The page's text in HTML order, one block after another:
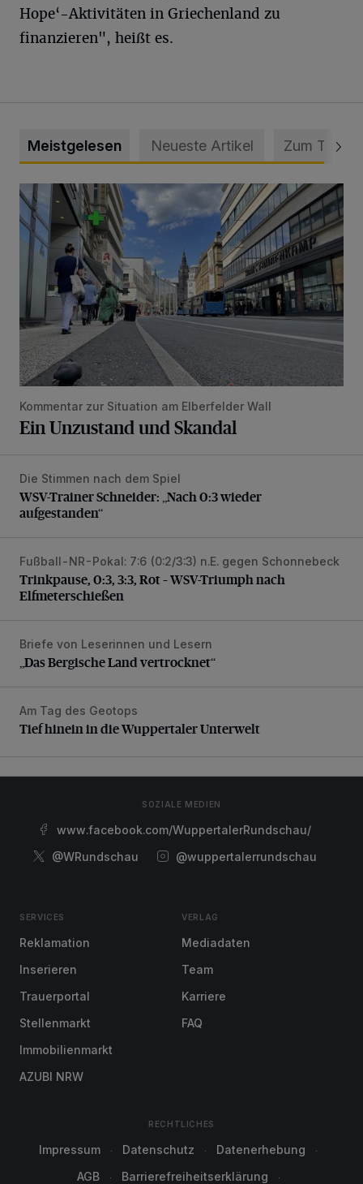
Hope‘-Aktivitäten in Griechenland zu
finanzieren", heißt es.
Meistgelesen Neueste Artikel Zum Thema
Ein Unzustand und Skandal
Kommentar zur Situation am Elberfelder Wall
Ein Unzustand und Skandal
WSV-Trainer Schneider: „Nach 0:3 wieder aufgestanden“
Die Stimmen nach dem Spiel
WSV-Trainer Schneider: „Nach 0:3 wieder
aufgestanden“
Trinkpause, 0:3, 3:3, Rot – WSV-Triumph nach
Fußball-NR-Pokal: 7:6 (0:2/3:3) n.E. gegen Schonnebeck
Trinkpause, 0:3, 3:3, Rot – WSV-Triumph nach
Elfmeterschießen
„Das Bergische Land vertrocknet“
Briefe von Leserinnen und Lesern
„Das Bergische Land vertrocknet“
Tief hinein in die Wuppertaler Unterwelt
Am Tag des Geotops
Tief hinein in die Wuppertaler Unterwelt
SOZIALE MEDIEN
www.facebook.com/WuppertalerRundschau/
@WRundschau
@wuppertalerrundschau
SERVICES
Reklamation
Inserieren
Trauerportal
Stellenmarkt
Immobilienmarkt
AZUBI NRW
VERLAG
Mediadaten
Team
Karriere
FAQ
RECHTLICHES
Impressum Datenschutz
Datenerhebung
AGB
Barrierefreiheitserklärung